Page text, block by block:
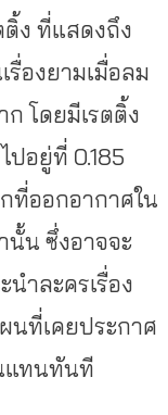
ติ้ง ที่แสดงถึง
องยามเมื่อลม
โดยมีเรตติ้ง
ปอยู่ที่ 0.185
ที่ออกอากาศใน
นั้น ซึ่งอาจจะ
ำละครเรื่อง
นที่เคยประกาศ
แทนทันที